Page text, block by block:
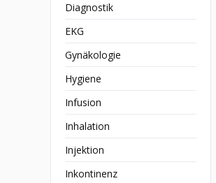
Diagnostik
EKG
Gynäkologie
Hygiene
Infusion
Inhalation
Injektion
Inkontinenz